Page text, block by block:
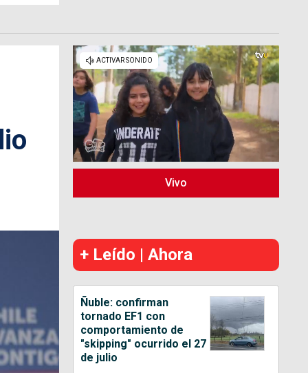
Vivo
+ Leído | Ahora
Ñuble: confirman
tornado EF1 con
comportamiento de
"skipping" ocurrido el 27
de julio